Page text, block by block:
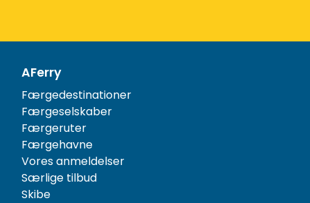
AFerry
Færgedestinationer
Færgeselskaber
Færgeruter
Færgehavne
Vores anmeldelser
Særlige tilbud
Skibe